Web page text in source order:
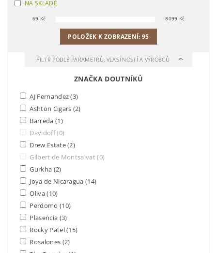
NA SKLADĚ
69 Kč 8099 Kč
POLOŽEK K ZOBRAZENÍ:95
FILTR PODLE PARAMETRŮ, VLASTNOSTÍ A VÝROBCŮ
ZNAČKA DOUTNÍKŮ
AJ Fernandez(3)
Ashton Cigars (2)
Barreda (1)
Davidoff(0)
Drew Estate(2)
Gilbert de Montsalvat(0)
Gurkha (2)
Joya de Nicaragua(14)
Oliva(10)
Perdomo (10)
Plasencia (3)
Rocky Patel(15)
Rosalones (2)